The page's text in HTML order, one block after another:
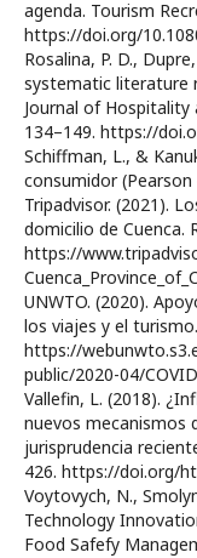
agenda. Tourism
https://doi.org/
Rosalina, P. D.,
systematic literature
Journal of
134–149. https://
Schiffman, L., &
consumidor (Pearson
Tripadvisor. (2021).
domicilio de Cuenca.
https://
UNWTO. (2020).
los viajes y el
https://
public/2020-04/
Vallefin, L. (2018).
nuevos mecanismos
jurisprudencia
426. https://doi.org/
Voytovych, N.,
Technology
Food Safefy